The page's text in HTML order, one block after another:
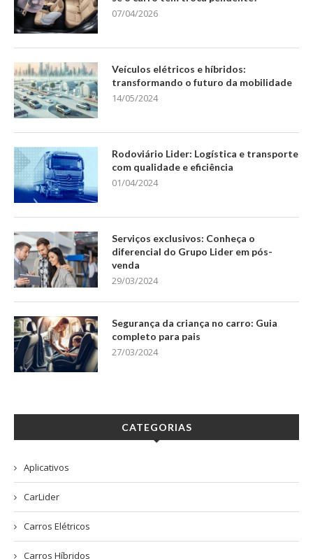
07/04/2026
Veículos elétricos e híbridos:
transformando o futuro da mobilidade
14/05/2024
Rodoviário Lider: Logística e transporte
com qualidade e eficiência
01/04/2024
Serviços exclusivos: Conheça o
diferencial do Grupo Lider em pós-
venda
29/03/2024
Segurança da criança no carro: Guia
completo para pais
27/03/2024
CATEGORIAS
Aplicativos
CarLider
Carros Elétricos
Carros Híbridos